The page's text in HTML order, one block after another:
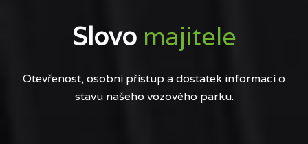
Slovo majitele
Otevřenost, osobní přístup a dostatek informací o
stavu našeho vozového parku.